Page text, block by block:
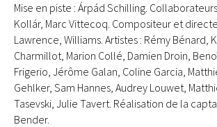
Mise en piste : Árpád Schilling.
Kollár, Marc Vittecoq. Compositeur et
Lawrence, Williams. Artistes : Rémy Bénard,
Charmillot, Marion Collé, Damien Droin,
Frigerio, Jérôme Galan, Coline Garcia,
Gehlker, Sam Hannes, Audrey Louwet,
Tasevski, Julie Tavert. Réalisation de la
Bender.